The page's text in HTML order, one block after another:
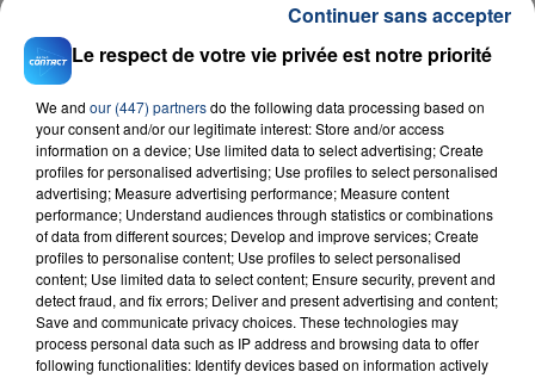
Le respect de votre vie privée est notre priorité
We and our (447) partnersdo the following data processing based on
your consent and/or our legitimate interest: Store and/or access
information on a device; Use limited data to select advertising; Create
profiles for personalised advertising; Use profiles to select personalised
advertising; Measure advertising performance; Measure content
performance; Understand audiences through statistics or combinations
of data from different sources; Develop and improve services; Create
profiles to personalise content; Use profiles to select personalised
content; Use limited data to select content; Ensure security, prevent and
detect fraud, and fix errors; Deliver and present advertising and content;
Save and communicate privacy choices. These technologies may
process personal data such as IP address and browsing data to offer
following functionalities: Identify devices based on information actively
Continuer sans accepter